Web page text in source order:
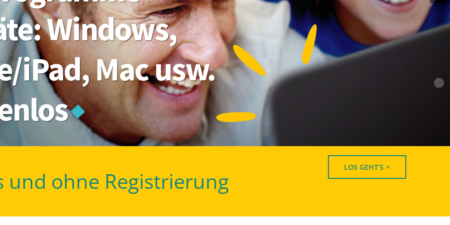
iPad, Mac usw.
Windows,
und ohne Registrierung
LOS GEHT’S >